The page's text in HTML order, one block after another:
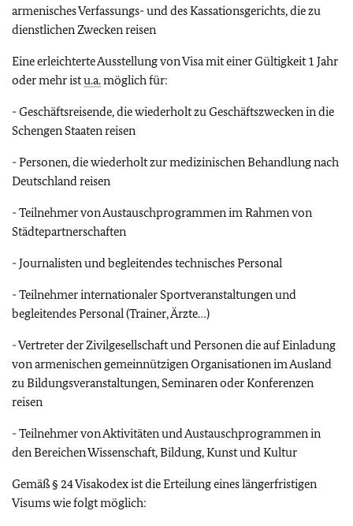
armenisches Verfassungs- und des Kassationsgerichts, die zu
dienstlichen Zwecken reisen
Eine erleichterte Ausstellung von Visa mit einer Gültigkeit 1 Jahr
oder mehr istu.a.möglich für:
- Geschäftsreisende, die wiederholt zu Geschäftszwecken in die
Schengen Staaten reisen
- Personen, die wiederholt zur medizinischen Behandlung nach
Deutschland reisen
- Teilnehmer von Austauschprogrammen im Rahmen von
Städtepartnerschaften
- Journalisten und begleitendes technisches Personal
- Teilnehmer internationaler Sportveranstaltungen und
begleitendes Personal (Trainer, Ärzte…)
- Vertreter der Zivilgesellschaft und Personen die auf Einladung
von armenischen gemeinnützigen Organisationen im Ausland
zu Bildungsveranstaltungen, Seminaren oder Konferenzen
reisen
- Teilnehmer von Aktivitäten und Austauschprogrammen in
den Bereichen Wissenschaft, Bildung, Kunst und Kultur
Gemäß § 24 Visakodex ist die Erteilung eines längerfristigen
Visums wie folgt möglich: